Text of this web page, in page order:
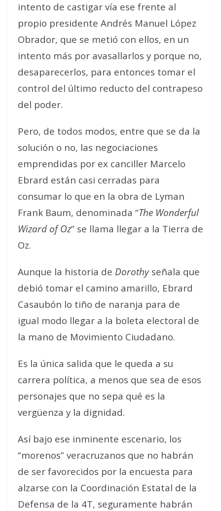
intento de castigar vía ese frente al
propio presidente Andrés Manuel López
Obrador, que se metió con ellos, en un
intento más por avasallarlos y porque no,
desaparecerlos, para entonces tomar el
control del último reducto del contrapeso
del poder.
Pero, de todos modos, entre que se da la
solución o no, las negociaciones
emprendidas por ex canciller Marcelo
Ebrard están casi cerradas para
consumar lo que en la obra de Lyman
Frank Baum, denominada “The Wonderful
Wizard of Oz” se llama llegar a la Tierra de
Oz.
Aunque la historia de Dorothyseñala que
debió tomar el camino amarillo, Ebrard
Casaubón lo tiño de naranja para de
igual modo llegar a la boleta electoral de
la mano de Movimiento Ciudadano.
Es la única salida que le queda a su
carrera política, a menos que sea de esos
personajes que no sepa qué es la
vergüenza y la dignidad.
Así bajo ese inminente escenario, los
“morenos” veracruzanos que no habrán
de ser favorecidos por la encuesta para
alzarse con la Coordinación Estatal de la
Defensa de la 4T, seguramente habrán